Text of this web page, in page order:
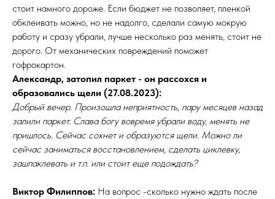
стоит намного дороже. Если бюджет не позволяет, пленкой
обклеивать можно, но не надолго, сделали самую мокрую
работу и сразу убрали, лучше несколько раз менять, стоит не
дорого. От механических повреждений поможет
гофрокартон.
Александр, затопил паркет - он рассохся и
образовались щели (27.08.2023):
Добрый вечер. Произошла неприятность, пару месяцев назад
залили паркет. Слава богу вовремя убрали воду, менять не
пришлось. Сейчас сохнет и образуются щели. Можно ли
сейчас заниматься восстановлением, сделать циклевку,
зашпаклевать и т.п. или стоит еще подождать?
Виктор Филиппов: На вопрос -сколько нужно ждать после